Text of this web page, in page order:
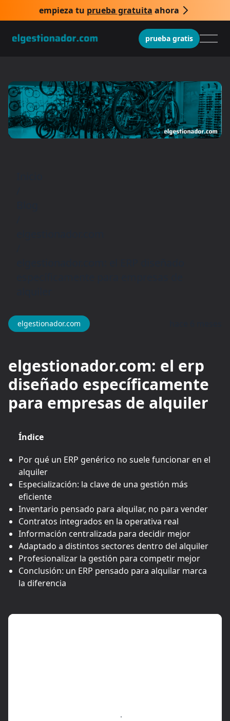
empieza tu prueba gratuita ahora
prueba gratis
elgestionador.com
elgestionador.com: el erp
diseñado específicamente
para empresas de alquiler
Índice
Por qué un ERP genérico no suele funcionar en el
alquiler
Especialización: la clave de una gestión más
eficiente
Inventario pensado para alquilar, no para vender
Contratos integrados en la operativa real
Información centralizada para decidir mejor
Adaptado a distintos sectores dentro del alquiler
Profesionalizar la gestión para competir mejor
Conclusión: un ERP pensado para alquilar marca
la diferencia